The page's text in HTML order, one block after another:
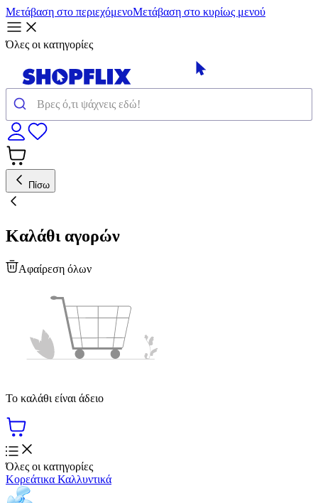
Μετάβαση στο περιεχόμενοΜετάβαση στο κυρίως μενού
Όλες οι κατηγορίες
Πίσω
Καλάθι αγορών
Αφαίρεση όλων
Το καλάθι είναι άδειο
Όλες οι κατηγορίες
Κορεάτικα Καλλυντικά